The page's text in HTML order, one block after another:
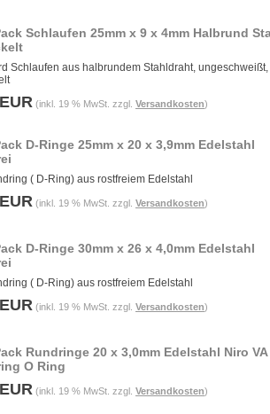
Schlaufen 25mm x 9 x 4mm Halbrund
Schlaufen aus halbrundem Stahldraht, ungeschweißt,
(inkl. 19 % MwSt. zzgl. Versandkosten)
D-Ringe 25mm x 20 x 3,9mm Edelstahl
( D-Ring) aus rostfreiem Edelstahl
(inkl. 19 % MwSt. zzgl. Versandkosten)
D-Ringe 30mm x 26 x 4,0mm Edelstahl
( D-Ring) aus rostfreiem Edelstahl
(inkl. 19 % MwSt. zzgl. Versandkosten)
Rundringe 20 x 3,0mm Edelstahl Niro VA
O Ring
(inkl. 19 % MwSt. zzgl. Versandkosten)